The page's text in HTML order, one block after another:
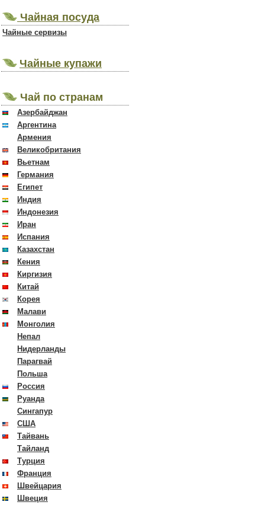
Чайная посуда
Чайные сервизы
Чайные купажи
Чай по странам
Азербайджан
Аргентина
Армения
Великобритания
Вьетнам
Германия
Египет
Индия
Индонезия
Иран
Испания
Казахстан
Кения
Киргизия
Китай
Корея
Малави
Монголия
Непал
Нидерланды
Парагвай
Польша
Россия
Руанда
Сингапур
США
Тайвань
Тайланд
Турция
Франция
Швейцария
Швеция